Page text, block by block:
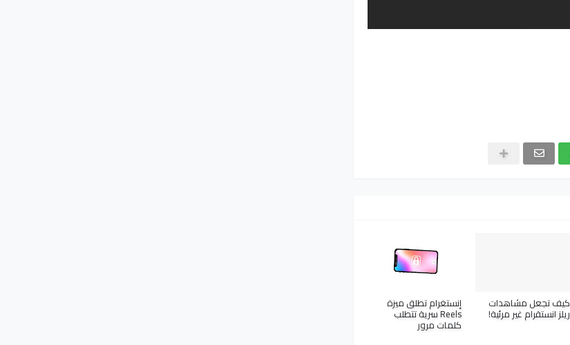
كيف تجعل مشاهدات
ريلز انستقرام غير مرئية!
إنستغرام تطلق ميزة
Reels سرية تتطلب
كلمات مرور